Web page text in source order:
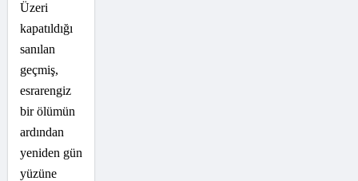
Üzeri
kapatıldığı
sanılan
geçmiş,
esrarengiz
bir ölümün
ardından
yeniden gün
yüzüne